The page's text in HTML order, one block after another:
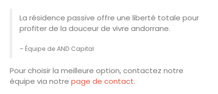
La résidence passive offre une liberté totale pour
profiter de la douceur de vivre andorrane.
– Équipe de AND Capital
Pour choisir la meilleure option, contactez notre
équipe via notre page de contact.